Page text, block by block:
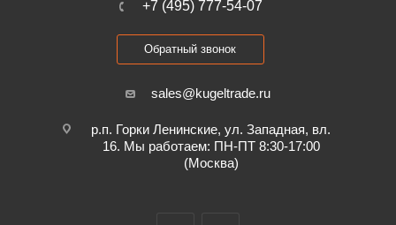
+7 (495) 777-54-07
Обратный звонок
sales@kugeltrade.ru
р.п. Горки Ленинские, ул. Западная, вл.
16. Мы работаем: ПН-ПТ 8:30-17:00
(Москва)